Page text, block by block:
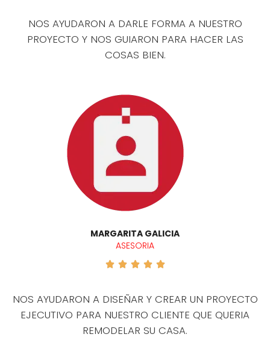
NOS AYUDARON A DARLE FORMA A NUESTRO
PROYECTO Y NOS GUIARON PARA HACER LAS
COSAS BIEN.
MARGARITA GALICIA
ASESORIA
    
NOS AYUDARON A DISEÑAR Y CREAR UN PROYECTO
EJECUTIVO PARA NUESTRO CLIENTE QUE QUERIA
REMODELAR SU CASA.